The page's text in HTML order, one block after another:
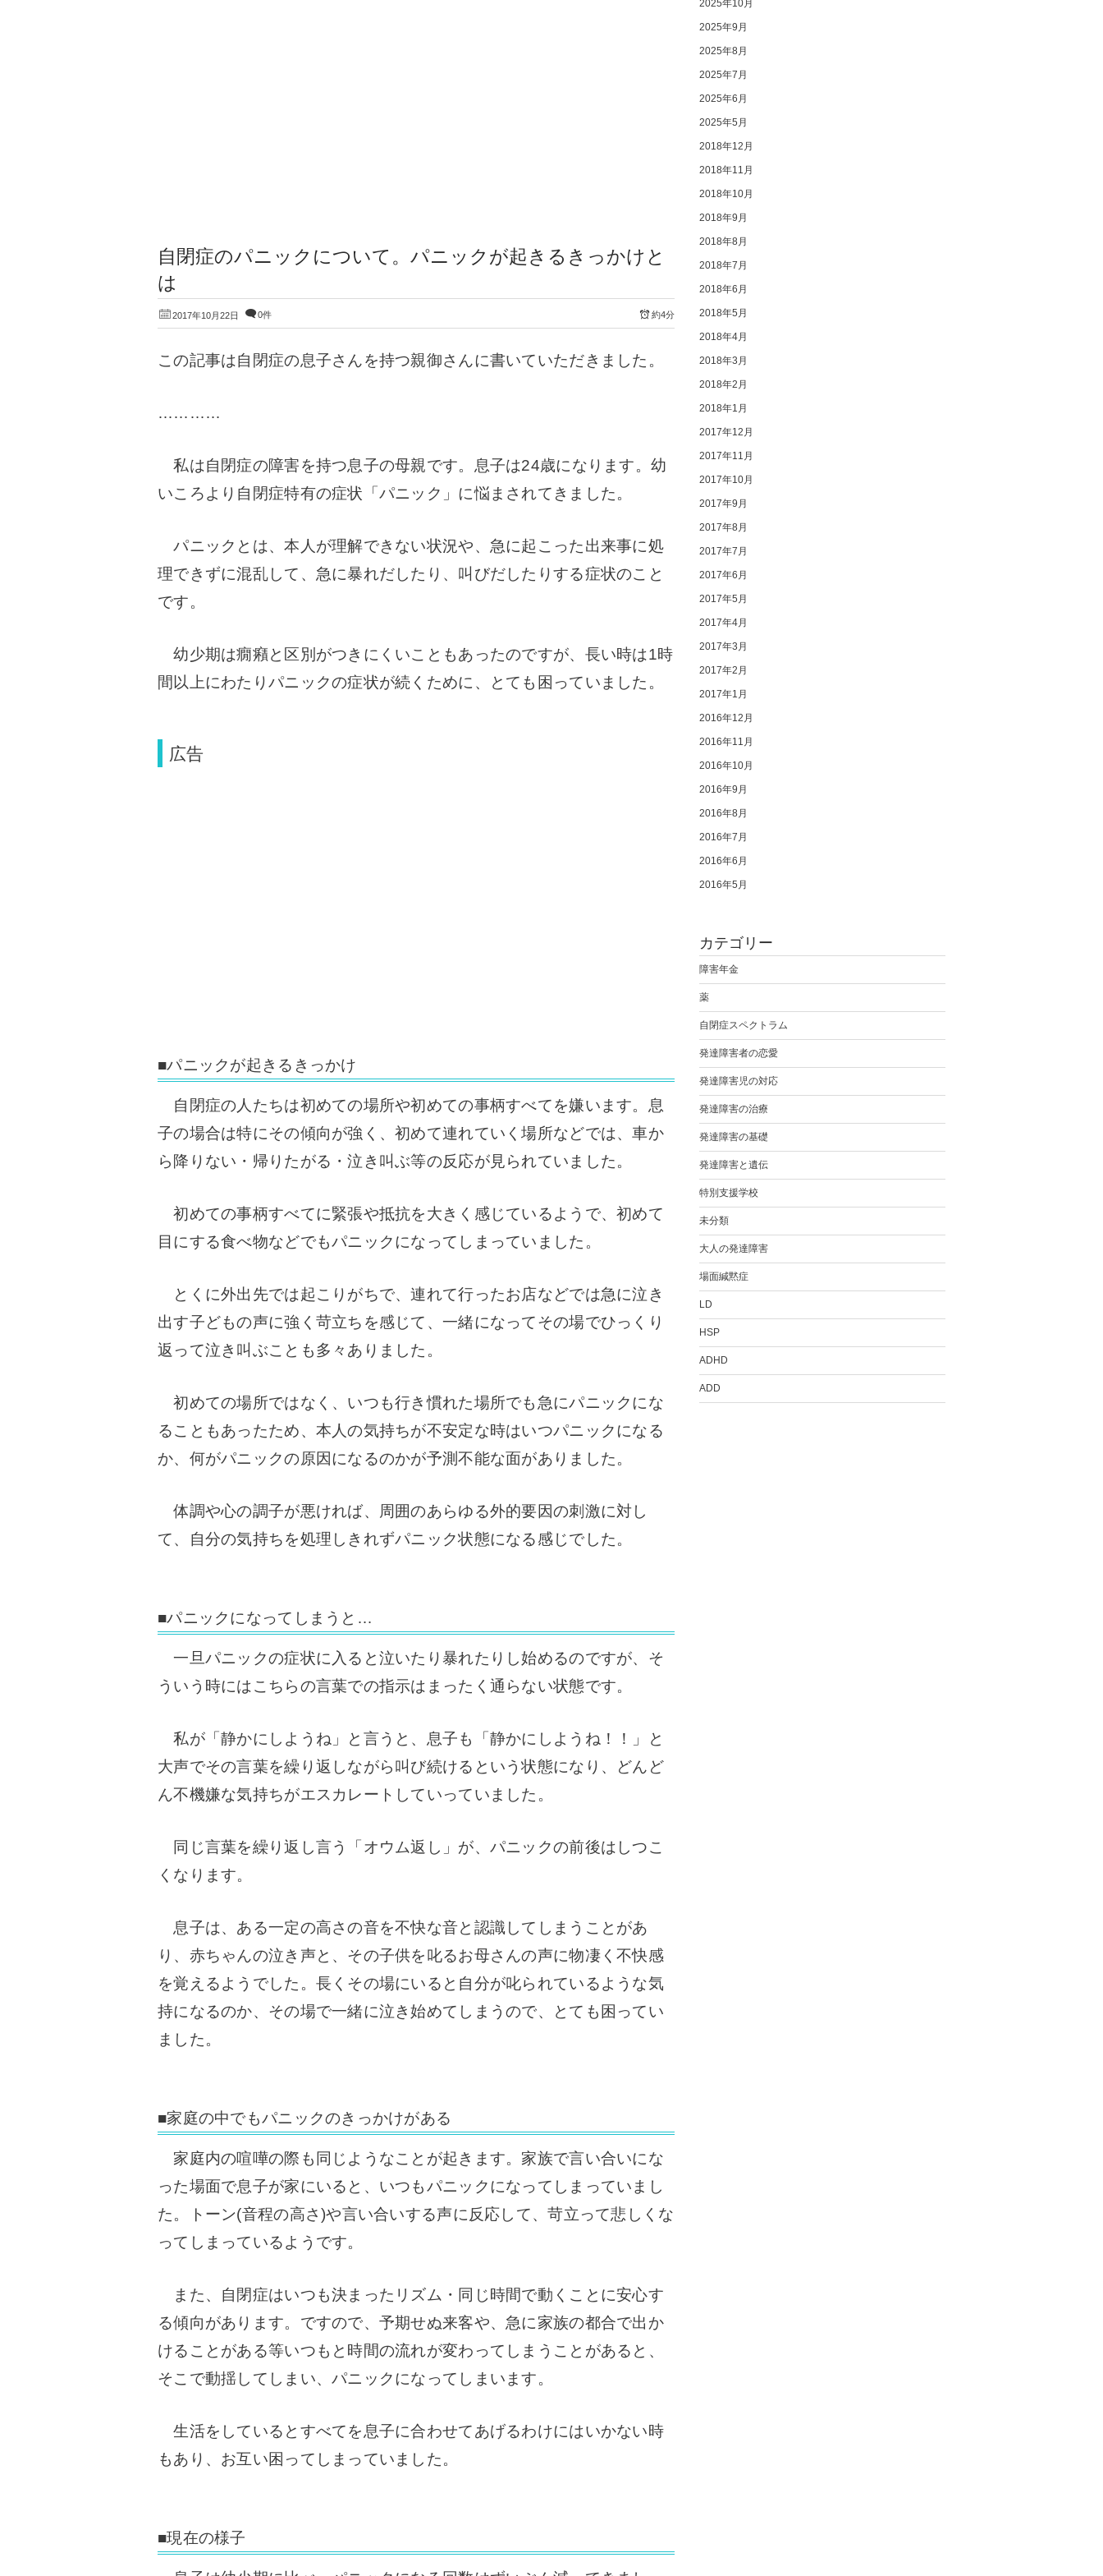
自閉症のパニックについて。パニックが起きるきっかけと
は
2017年10月22日 0件 約4分
この記事は自閉症の息子さんを持つ親御さんに書いていただきました。
…………
私は自閉症の障害を持つ息子の母親です。息子は24歳になります。 幼
いころより自閉症特有の症状「パニック」に悩まされてきました。
パニックとは、本人が理解できない状況や、急に起こった出来事に処
理できずに混乱して、急に暴れだしたり、叫びだしたりする症状のこと
です。
幼少期は癇癪と区別がつきにくいこともあったのですが、長い時は1時
間以上にわたりパニックの症状が続くために、とても困っていました。
広告
■パニックが起きるきっかけ
自閉症の人たちは初めての場所や初めての事柄すべてを嫌います。息
子の場合は特にその傾向が強く、初めて連れていく場所などでは、車か
ら降りない・帰りたがる・泣き叫ぶ等の反応が見られていました。
初めての事柄すべてに緊張や抵抗を大きく感じているようで、初めて
目にする食べ物などでもパニックになってしまっていました。
とくに外出先では起こりがちで、連れて行ったお店などでは急に泣き
出す子どもの声に強く苛立ちを感じて、一緒になってその場でひっくり
返って泣き叫ぶことも多々ありました。
初めての場所ではなく、いつも行き慣れた場所でも急にパニックにな
ることもあったため、本人の気持ちが不安定な時はいつパニックになる
か、何がパニックの原因になるのかが予測不能な面がありました。
体調や心の調子が悪ければ、周囲のあらゆる外的要因の刺激に対し
て、自分の気持ちを処理しきれずパニック状態になる感じでした。
■パニックになってしまうと…
一旦パニックの症状に入ると泣いたり暴れたりし始めるのですが、そ
ういう時にはこちらの言葉での指示はまったく通らない状態です。
私が「静かにしようね」と言うと、息子も「静かにしようね！！」と
大声でその言葉を繰り返しながら叫び続けるという状態になり、どんど
ん不機嫌な気持ちがエスカレートしていっていました。
同じ言葉を繰り返し言う「オウム返し」が、パニックの前後はしつこ
くなります。
息子は、ある一定の高さの音を不快な音と認識してしまうことがあ
り、赤ちゃんの泣き声と、その子供を叱るお母さんの声に物凄く不快感
を覚えるようでした。長くその場にいると自分が叱られているような気
持になるのか、その場で一緒に泣き始めてしまうので、とても困ってい
ました。
■家庭の中でもパニックのきっかけがある
家庭内の喧嘩の際も同じようなことが起きます。 家族で言い合いにな
った場面で息子が家にいると、いつもパニックになってしまっていまし
た。トーン(音程の高さ)や言い合いする声に反応して、苛立って悲しくな
ってしまっているようです。
また、自閉症はいつも決まったリズム・同じ時間で動くことに安心す
る傾向があります。ですので、予期せぬ来客や、急に家族の都合で出か
けることがある等いつもと時間の流れが変わってしまうことがあると、
そこで動揺してしまい、パニックになってしまいます。
生活をしているとすべてを息子に合わせてあげるわけにはいかない時
もあり、お互い困ってしまっていました。
■現在の様子
2025年10月
2025年9月
2025年8月
2025年7月
2025年6月
2025年5月
2018年12月
2018年11月
2018年10月
2018年9月
2018年8月
2018年7月
2018年6月
2018年5月
2018年4月
2018年3月
2018年2月
2018年1月
2017年12月
2017年11月
2017年10月
2017年9月
2017年8月
2017年7月
2017年6月
2017年5月
2017年4月
2017年3月
2017年2月
2017年1月
2016年12月
2016年11月
2016年10月
2016年9月
2016年8月
2016年7月
2016年6月
2016年5月
カテゴリー
障害年金
薬
自閉症スペクトラム
発達障害者の恋愛
発達障害児の対応
発達障害の治療
発達障害の基礎
発達障害と遺伝
特別支援学校
未分類
大人の発達障害
場面緘黙症
LD
HSP
ADHD
ADD